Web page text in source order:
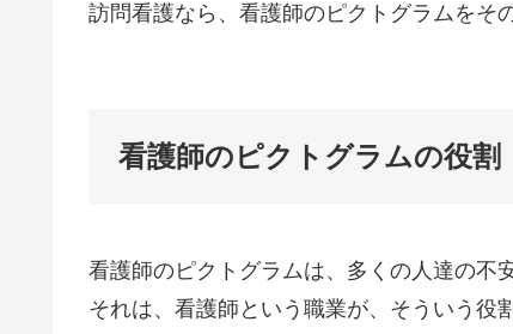
訪問看護なら、看護師のピクトグラムをそ
看護師のピクトグラムの役割
看護師のピクトグラムは、多くの人達の不
それは、看護師という職業が、そういう役